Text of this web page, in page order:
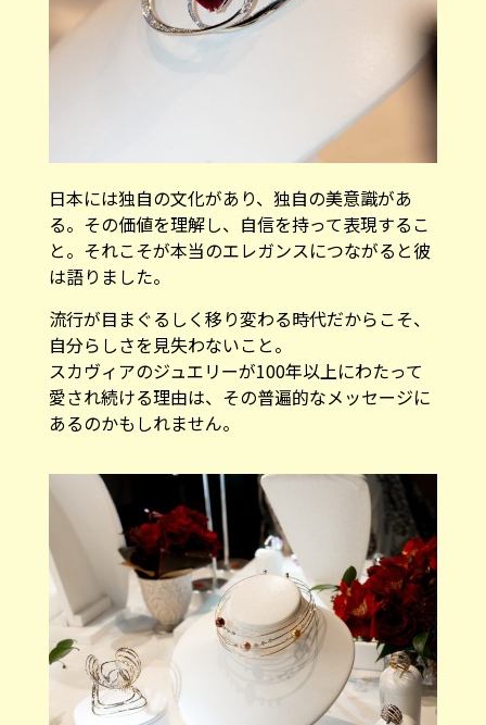
日本には独自の文化があり、独自の美意識があ
る。その価値を理解し、自信を持って表現するこ
と。それこそが本当のエレガンスにつながると彼
は語りました。
流行が目まぐるしく移り変わる時代だからこそ、
自分らしさを見失わないこと。
スカヴィアのジュエリーが100年以上にわたって
愛され続ける理由は、その普遍的なメッセージに
あるのかもしれません。